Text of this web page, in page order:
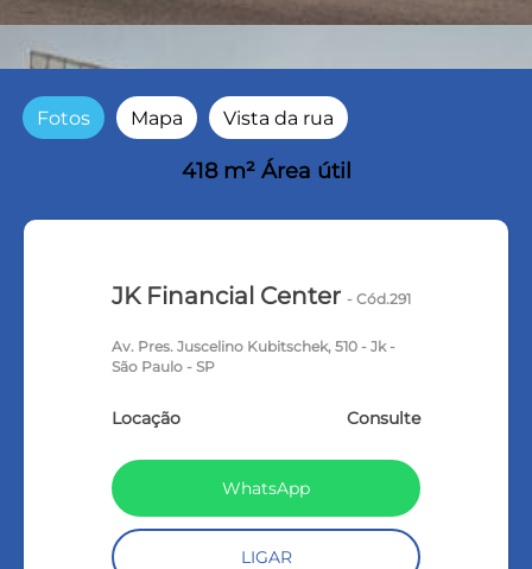
Fotos Mapa Vista da rua
418 m² Área útil
JK Financial Center- Cód.291
Av. Pres. Juscelino Kubitschek, 510 - Jk -
São Paulo - SP
Locação Consulte
WhatsApp
LIGAR